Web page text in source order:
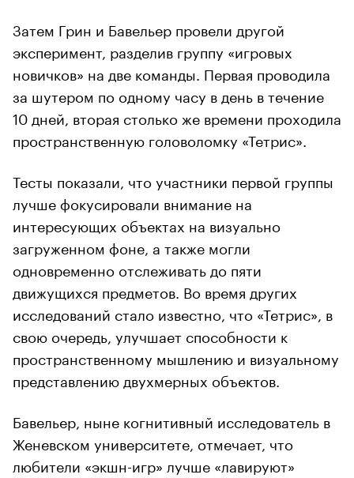
Затем Грин и Бавельер провели другой
эксперимент, разделив группу «игровых
новичков» на две команды. Первая проводила
за шутером по одному часу в день в течение
10 дней, вторая столько же времени проходила
пространственную головоломку «Тетрис».
Тесты показали, что участники первой группы
лучше фокусировали внимание на
интересующих объектах на визуально
загруженном фоне, а также могли
одновременно отслеживать до пяти
движущихся предметов. Во время других
исследований стало известно, что «Тетрис», в
свою очередь, улучшает способности к
пространственному мышлению и визуальному
представлению двухмерных объектов.
Бавельер, ныне когнитивный исследователь в
Женевском университете, отмечает, что
любители «экшн-игр» лучше «лавируют»